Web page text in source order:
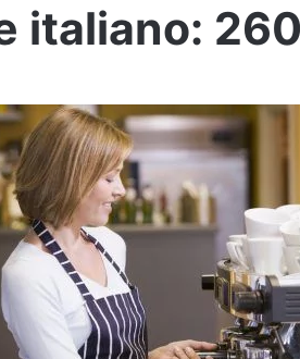
italiano: